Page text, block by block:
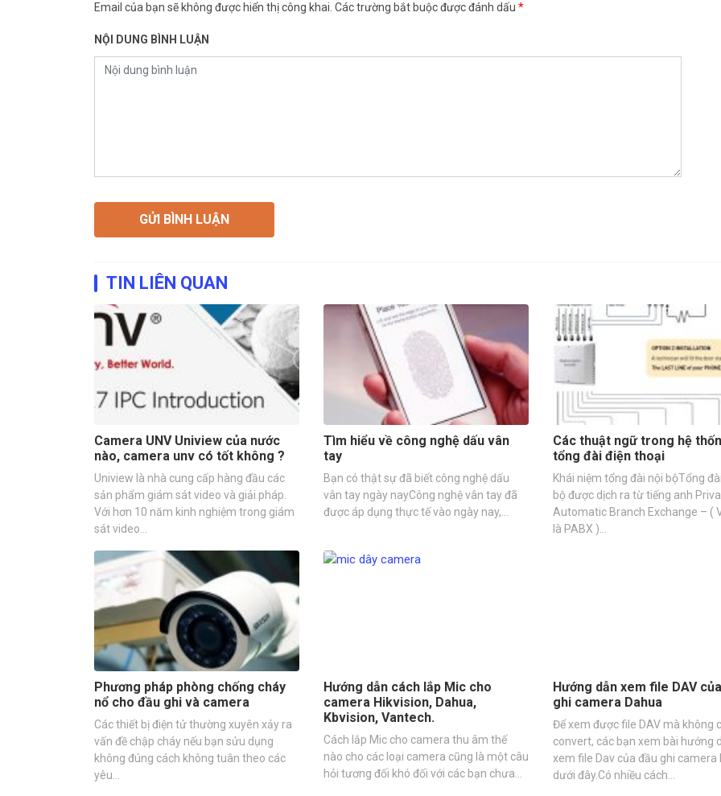
Email của bạn sẽ không được hiển thị công khai. Các trường bắt buộc được đánh dấu *
NỘI DUNG BÌNH LUẬN
TIN LIÊN QUAN
Camera UNV Uniview của nước
nào, camera unv có tốt không ?
Uniview là nhà cung cấp hàng đầu các
sản phẩm giám sát video và giải pháp.
Với hơn 10 năm kinh nghiệm trong giám
sát video…
Tìm hiểu về công nghệ dấu vân
tay
Bạn có thật sự đã biết công nghệ dấu
vân tay ngày nayCông nghệ vân tay đã
được áp dụng thực tế vào ngày nay,…
Các thuật ngữ trong hệ
tổng đài điện thoại
Khái niệm tổng đài nội bộTổng
bộ được dịch ra từ tiếng anh
Automatic Branch Exchange – (
là PABX )…
Phương pháp phòng chống cháy
nổ cho đầu ghi và camera
Các thiết bị điện tử thường xuyên xảy ra
vấn đề chập cháy nếu bạn sửu dụng
không đúng cách không tuân theo các
yêu…
Hướng dẫn cách lắp Mic cho
camera Hikvision, Dahua,
Kbvision, Vantech.
Cách lắp Mic cho camera thu âm thế
nào cho các loại camera cũng là một câu
hỏi tương đối khó đối với các bạn chưa…
Hướng dẫn xem file DAV
ghi camera Dahua
Để xem được file DAV mà không
convert, các bạn xem bài hướng
xem file Dav của đầu ghi camera
dưới đây.Có nhiều cách…